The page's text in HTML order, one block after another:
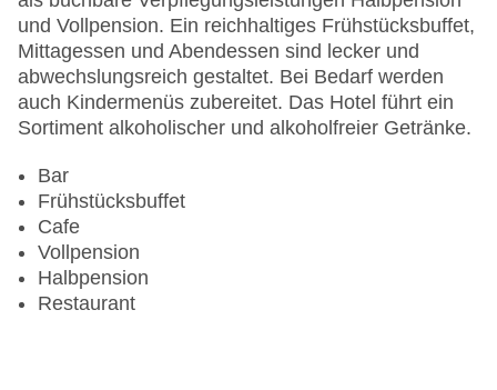
und Vollpension. Ein reichhaltiges Frühstücksbuffet,
Mittagessen und Abendessen sind lecker und
abwechslungsreich gestaltet. Bei Bedarf werden
auch Kindermenüs zubereitet. Das Hotel führt ein
Sortiment alkoholischer und alkoholfreier Getränke.
Bar
Frühstücksbuffet
Cafe
Vollpension
Halbpension
Restaurant